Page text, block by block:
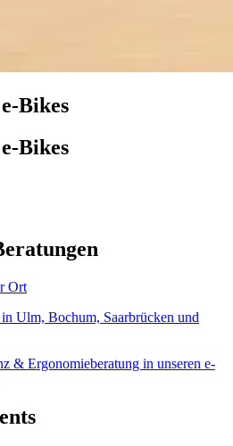
Bikes
Bikes
Ort
Ulm, Bochum, Saarbrücken und
& Ergonomieberatung in unseren e-